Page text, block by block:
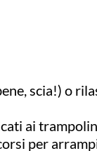
scia!) o
ai
per